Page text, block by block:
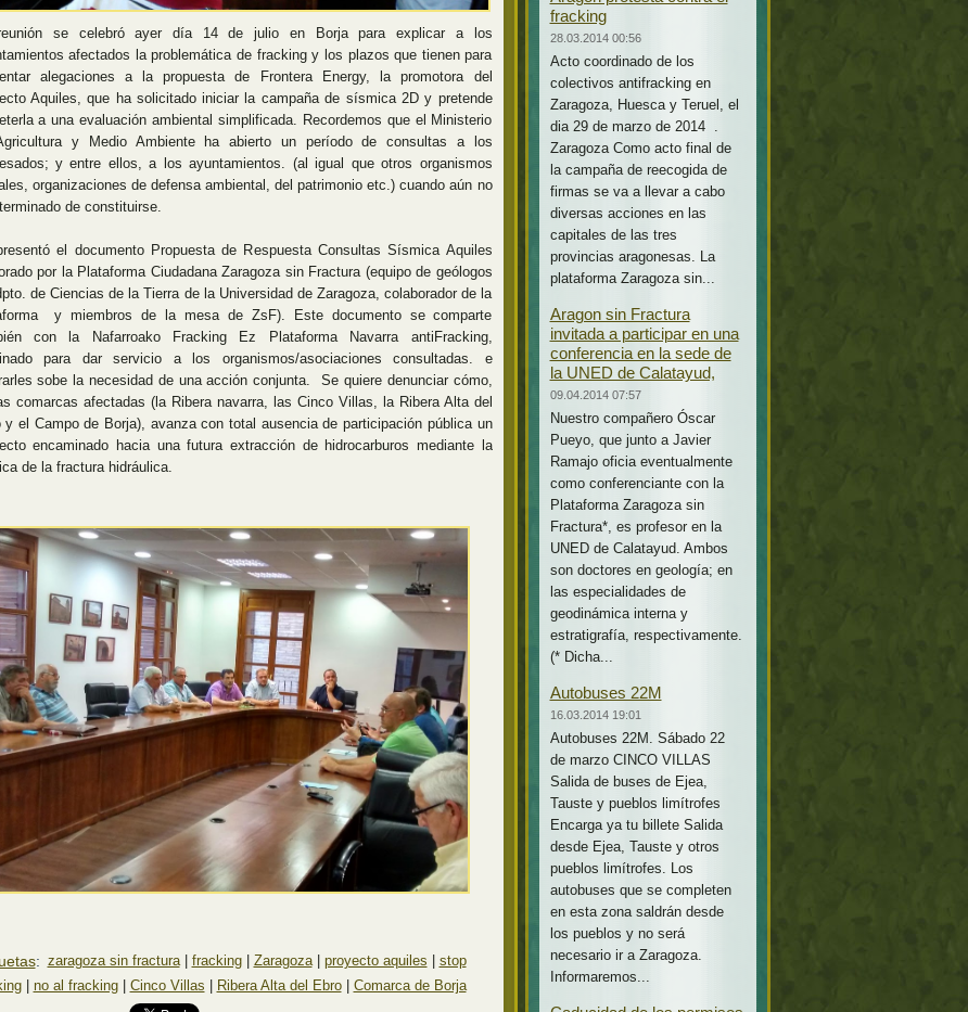
se celebró ayer día 14 de julio en Borja para explicar a los
afectados la problemática de fracking y los plazos que tienen para
alegaciones a la propuesta de Frontera Energy, la promotora del
Aquiles, que ha solicitado iniciar la campaña de sísmica 2D y pretende
a una evaluación ambiental simplificada. Recordemos que el Ministerio
y Medio Ambiente ha abierto un período de consultas a los
y entre ellos, a los ayuntamientos. (al igual que otros organismos
organizaciones de defensa ambiental, del patrimonio etc.) cuando aún no
de constituirse.
el documento Propuesta de Respuesta Consultas Sísmica Aquiles
por la Plataforma Ciudadana Zaragoza sin Fractura (equipo de geólogos
de Ciencias de la Tierra de la Universidad de Zaragoza, colaborador de la
y miembros de la mesa de ZsF). Este documento se comparte
con la Nafarroako Fracking Ez Plataforma Navarra antiFracking,
para dar servicio a los organismos/asociaciones consultadas. e
sobe la necesidad de una acción conjunta. Se quiere denunciar cómo,
comarcas afectadas (la Ribera navarra, las Cinco Villas, la Ribera Alta del
y el Campo de Borja), avanza con total ausencia de participación pública un
encaminado hacia una futura extracción de hidrocarburos mediante la
de la fractura hidráulica.
: zaragoza sin fractura fracking Zaragoza proyecto aquiles
stop
no al fracking Cinco Villas Ribera Alta del Ebro Comarca de Borja
fracking
28.03.2014 00:56
Acto coordinado de los
colectivos antifracking en
Zaragoza, Huesca y Teruel, el
dia 29 de marzo de 2014 .
Zaragoza Como acto final de
la campaña de reecogida de
firmas se va a llevar a cabo
diversas acciones en las
capitales de las tres
provincias aragonesas. La
plataforma Zaragoza sin...
Aragon sin Fractura
invitada a participar en una
conferencia en la sede de
la UNED de Calatayud,
09.04.2014 07:57
Nuestro compañero Óscar
Pueyo, que junto a Javier
Ramajo oficia eventualmente
como conferenciante con la
Plataforma Zaragoza sin
Fractura*, es profesor en la
UNED de Calatayud. Ambos
son doctores en geología; en
las especialidades de
geodinámica interna y
estratigrafía, respectivamente.
(* Dicha...
Autobuses 22M
16.03.2014 19:01
Autobuses 22M. Sábado 22
de marzo CINCO VILLAS
Salida de buses de Ejea,
Tauste y pueblos limítrofes
Encarga ya tu billete Salida
desde Ejea, Tauste y otros
pueblos limítrofes. Los
autobuses que se completen
en esta zona saldrán desde
los pueblos y no será
necesario ir a Zaragoza.
Informaremos...